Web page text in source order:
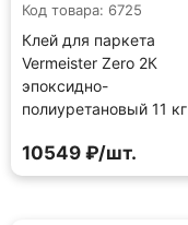
Код товара: 6725
Клей для паркета
Vermeister Zero 2К
эпоксидно-
полиуретановый 11 кг
10549 ₽/шт.